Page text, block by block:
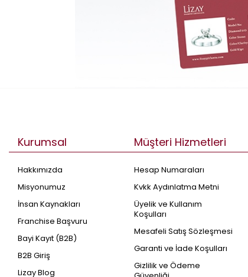
Kurumsal
Hakkımızda
Misyonumuz
İnsan Kaynakları
Franchise Başvuru
Bayi Kayıt (B2B)
B2B Giriş
Lizay Blog
Müşteri Hizmetleri
Hesap Numaraları
Kvkk Aydınlatma Metni
Üyelik ve Kullanım
Koşulları
Mesafeli Satış Sözleşmesi
Garanti ve İade Koşulları
Gizlilik ve Ödeme